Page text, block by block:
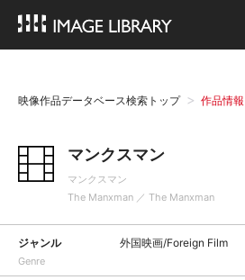
映像作品データベース検索トップ 作品情
マンクスマン
マンクスマン
The Manxman ／ The Manxman
ジャンル
Genre
外国映画/Foreign Film